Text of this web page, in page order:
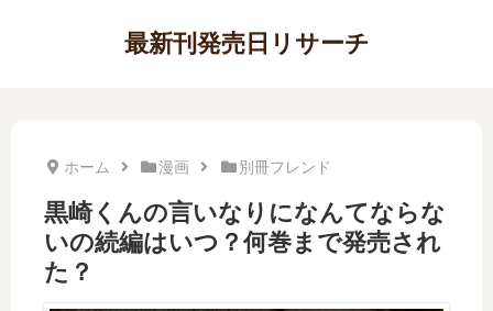
最新刊発売日リサーチ
ホーム 漫画 別冊フレンド
黒崎くんの言いなりになんてならな
いの続編はいつ？何巻まで発売され
た？